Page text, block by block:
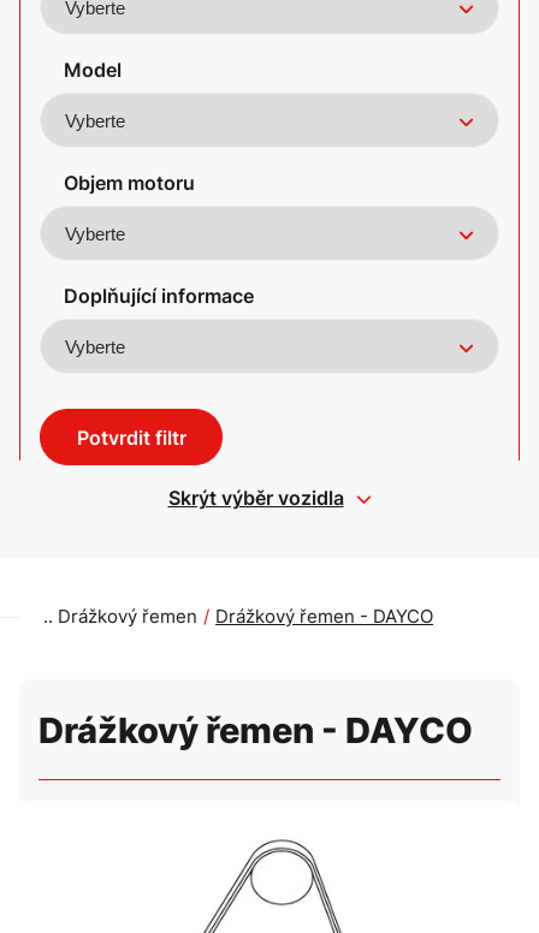
Model
Objem motoru
Doplňující informace
Potvrdit filtr
Skrýt výběr vozidla
Drážkový řemen Drážkový řemen - DAYCO
Drážkový řemen - DAYCO